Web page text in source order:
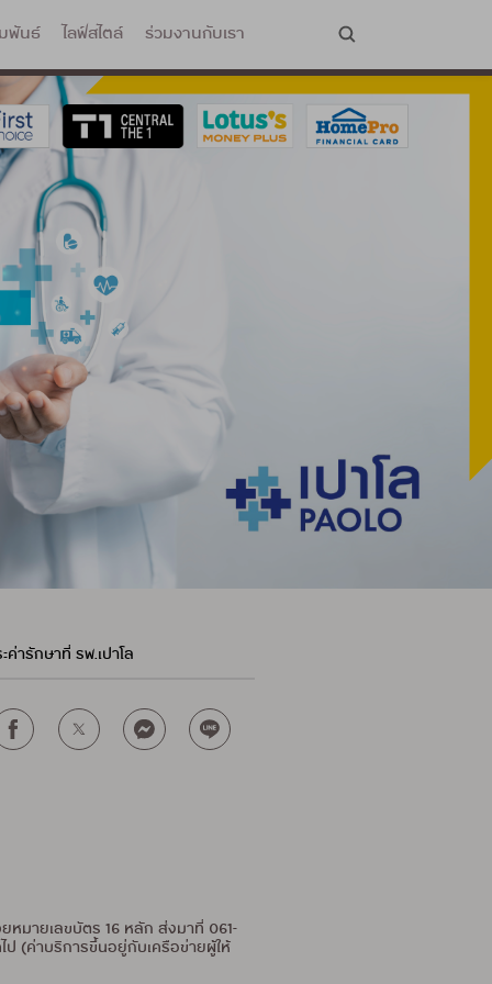
พันธ์ ไลฟ์สไตล์ ร่วมงานกับเรา
ค่ารักษาที่ รพ.เปาโล
หมายเลขบัตร 16 หลัก ส่งมาที่ 061-
(ค่าบริการขึ้นอยู่กับเครือข่ายผู้ให้